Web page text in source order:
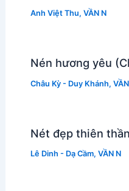
Anh Việt Thu, VẦN N
Nén hương yêu
Châu Kỳ - Duy Khánh,
Nét đẹp thiên
Lê Dinh - Dạ Cầm, VẦN N